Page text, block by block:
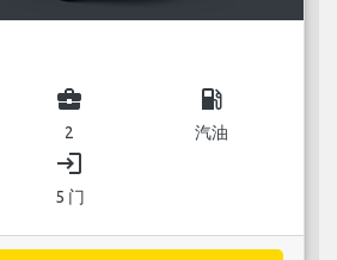
business_center
2
local_gas_station
汽油
login
5 门